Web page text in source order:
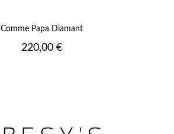
Comme Papa Diamant
Prix
220,00 €